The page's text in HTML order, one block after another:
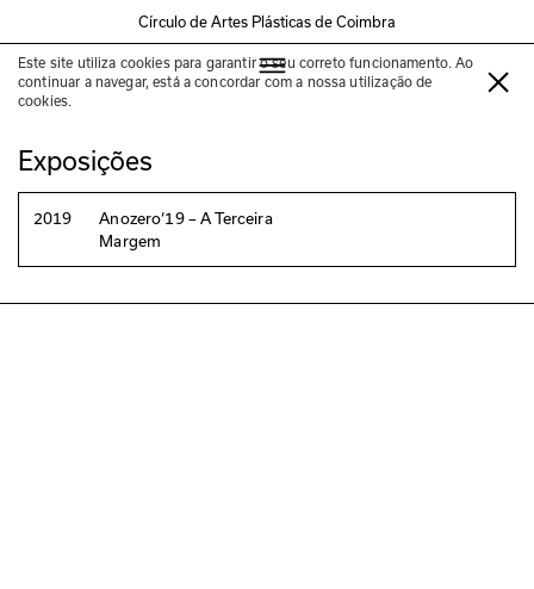
Círculo de Artes Plásticas de Coimbra
Este site utiliza cookies para garantir o seu correto funcionamento. Ao
continuar a navegar, está a concordar com a nossa utilização de
cookies.
Magdalena Jitrik
Exposições
2019
Anozero‘19 – A Terceira
Margem